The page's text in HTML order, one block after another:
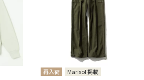
再入荷
Marisol 掲載